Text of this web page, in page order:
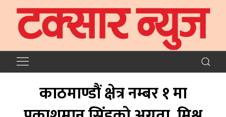
काठमाण्डाैं क्षेत्र नम्बर १ मा